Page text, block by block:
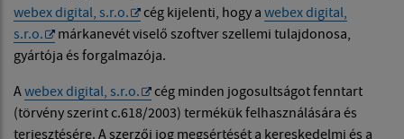
webex digital, s.r.o.
cég kijelenti, hogy a webex digital,
s.r.o.
márkanevét viselő szoftver szellemi tulajdonosa,
gyártója és forgalmazója.
A webex digital, s.r.o.
cég minden jogosultságot fenntart
(törvény szerint c.618/2003) termékük felhasználására és
terjesztésére. A szerzői jog megsértését a kereskedelmi és a